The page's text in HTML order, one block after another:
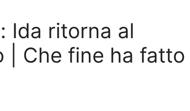
Ida ritorna al
| Che fine ha fatto